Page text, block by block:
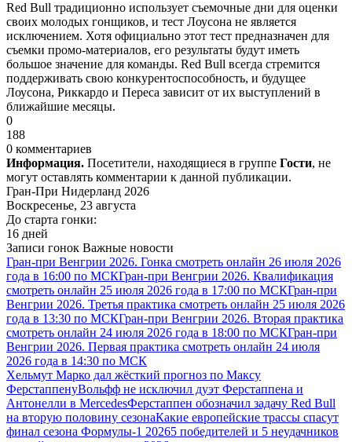
Red Bull традиционно использует съемочные дни для оценки
своих молодых гонщиков, и тест Лоусона не является
исключением. Хотя официально этот тест предназначен для
съемки промо-материалов, его результаты будут иметь
большое значение для команды. Red Bull всегда стремится
поддерживать свою конкурентоспособность, и будущее
Лоусона, Риккардо и Переса зависит от их выступлений в
ближайшие месяцы.
0
188
0 комментариев
Информация. Посетители, находящиеся в группе Гости, не
могут оставлять комментарии к данной публикации.
Гран-При Нидерланд 2026
Воскресенье, 23 августа
До старта гонки:
16 дней
Записи гонок Важные новости
Гран-при Венгрии 2026. Гонка смотреть онлайн 26 июля 2026
года в 16:00 по МСКГран-при Венгрии 2026. Квалификация
смотреть онлайн 25 июля 2026 года в 17:00 по МСКГран-при
Венгрии 2026. Третья практика смотреть онлайн 25 июля 2026
года в 13:30 по МСКГран-при Венгрии 2026. Вторая практика
смотреть онлайн 24 июля 2026 года в 18:00 по МСКГран-при
Венгрии 2026. Первая практика смотреть онлайн 24 июля
2026 года в 14:30 по МСК
Хельмут Марко дал жёсткий прогноз по Максу
ФерстаппенуВольфф не исключил дуэт Ферстаппена и
Антонелли в MercedesФерстаппен обозначил задачу Red Bull
на вторую половину сезонаКакие европейские трассы спасут
финал сезона Формулы-1 20265 победителей и 5 неудачников